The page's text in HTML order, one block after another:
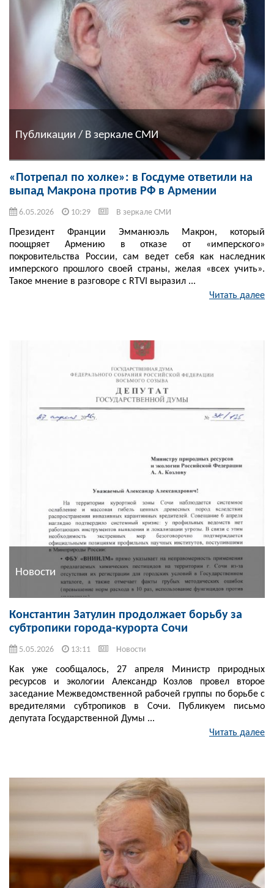
Публикации / В зеркале СМИ
«Потрепал по холке»: в Госдуме ответили на
выпад Макрона против РФ в Армении
6.05.2026 10:29 В зеркале СМИ
Президент Франции Эмманюэль Макрон, который
поощряет Армению в отказе от «имперского»
покровительства России, сам ведет себя как наследник
имперского прошлого своей страны, желая «всех учить».
Такое мнение в разговоре с RTVI выразил ...
Читать далее
Новости
Константин Затулин продолжает борьбу за
субтропики города-курорта Сочи
5.05.2026 13:11 Новости
Как уже сообщалось, 27 апреля Министр природных
ресурсов и экологии Александр Козлов провел второе
заседание Межведомственной рабочей группы по борьбе с
вредителями субтропиков в Сочи. Публикуем письмо
депутата Государственной Думы ...
Читать далее